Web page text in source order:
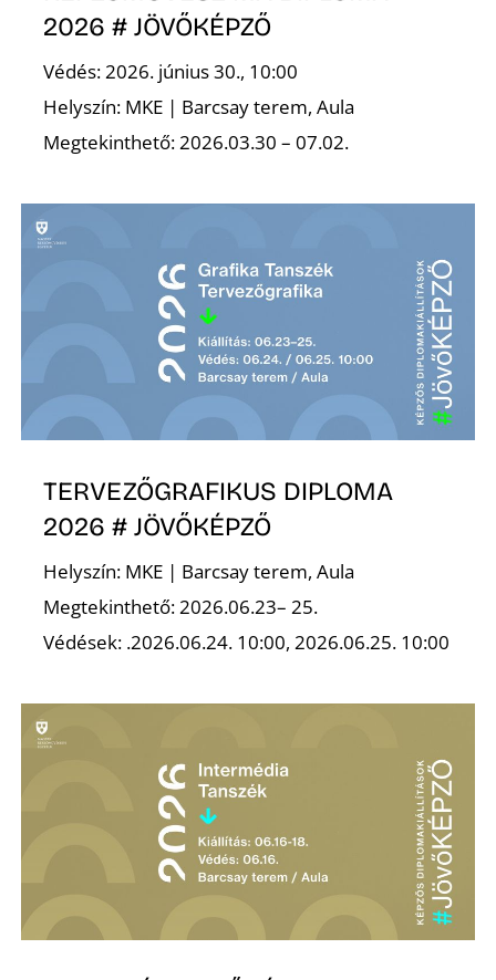
2026 # JÖVŐKÉPZŐ
Védés: 2026. június 30., 10:00
Helyszín: MKE | Barcsay terem, Aula
Megtekinthető: 2026.03.30 – 07.02.
TERVEZŐGRAFIKUS DIPLOMA
2026 # JÖVŐKÉPZŐ
Helyszín: MKE | Barcsay terem, Aula
Megtekinthető: 2026.06.23– 25.
Védések: .2026.06.24. 10:00, 2026.06.25. 10:00